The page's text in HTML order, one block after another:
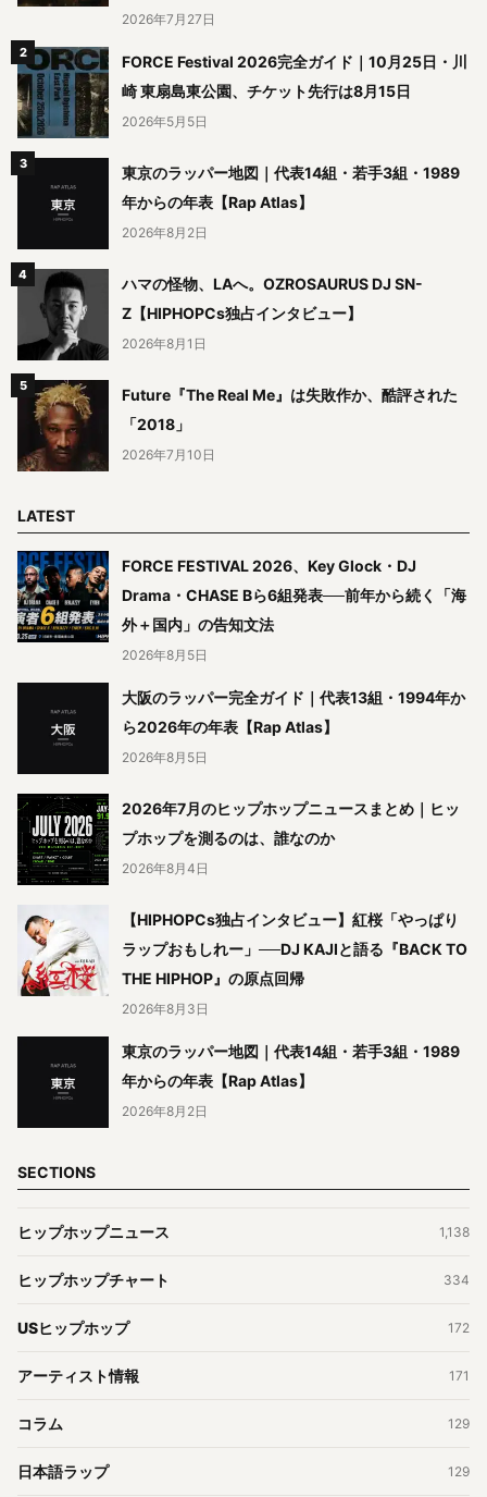
2026年7月27日
FORCE Festival 2026完全ガイド｜10月25日・川
崎 東扇島東公園、チケット先行は8月15日
2026年5月5日
東京のラッパー地図｜代表14組・若手3組・1989
年からの年表【Rap Atlas】
2026年8月2日
ハマの怪物、LAへ。OZROSAURUS DJ SN-
Z【HIPHOPCs独占インタビュー】
2026年8月1日
Future『The Real Me』は失敗作か、酷評された
「2018」
2026年7月10日
LATEST
FORCE FESTIVAL 2026、Key Glock・DJ
Drama・CHASE Bら6組発表──前年から続く「海
外＋国内」の告知文法
2026年8月5日
大阪のラッパー完全ガイド｜代表13組・1994年か
ら2026年の年表【Rap Atlas】
2026年8月5日
2026年7月のヒップホップニュースまとめ｜ヒッ
プホップを測るのは、誰なのか
2026年8月4日
【HIPHOPCs独占インタビュー】紅桜「やっぱり
ラップおもしれー」──DJ KAJIと語る『BACK TO
THE HIPHOP』の原点回帰
2026年8月3日
東京のラッパー地図｜代表14組・若手3組・1989
年からの年表【Rap Atlas】
2026年8月2日
SECTIONS
ヒップホップニュース 1,138
ヒップホップチャート 334
USヒップホップ 172
アーティスト情報 171
コラム 129
日本語ラップ 129